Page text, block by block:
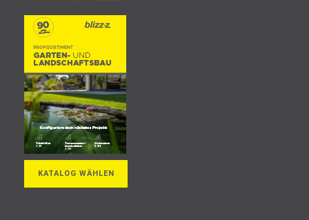
KATALOG WÄHLEN